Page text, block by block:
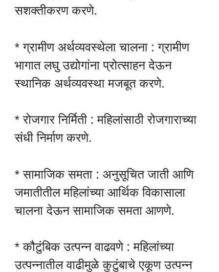
सशक्तीकरण करणे.
* ग्रामीण अर्थव्यवस्थेला चालना : ग्रामीण
भागात लघु उद्योगांना प्रोत्साहन देऊन
स्थानिक अर्थव्यवस्था मजबूत करणे.
* रोजगार निर्मिती : महिलांसाठी रोजगाराच्या
संधी निर्माण करणे.
* सामाजिक समता : अनुसूचित जाती आणि
जमातीतील महिलांच्या आर्थिक विकासाला
चालना देऊन सामाजिक समता आणणे.
* कौटुंबिक उत्पन्न वाढवणे : महिलांच्या
उत्पन्नातील वाढीमुळे कुटुंबाचे एकूण उत्पन्न